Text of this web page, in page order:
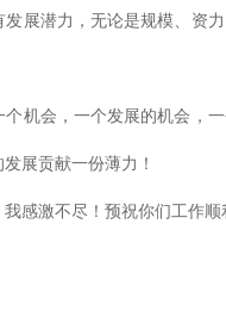
潜力，无论是规模、资力
会，一个发展的机会，一
展贡献一份薄力！
激不尽！预祝你们工作顺